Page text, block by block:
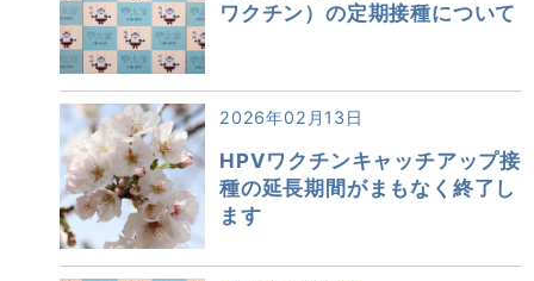
ワクチン）の定期接種について
2026年02月13日
HPVワクチンキャッチアップ接
種の延長期間がまもなく終了し
ます